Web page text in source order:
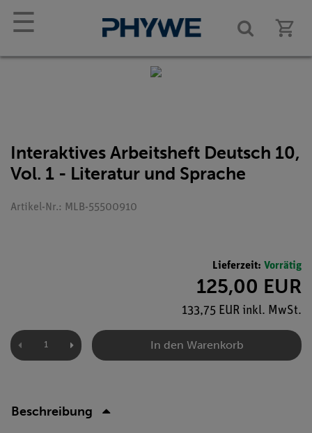
☰
Interaktives Arbeitsheft Deutsch 10,
Vol. 1 - Literatur und Sprache
Artikel-Nr.: MLB-55500910
Lieferzeit: Vorrätig
125,00 EUR
133,75 EUR inkl. MwSt.
In den Warenkorb
Beschreibung